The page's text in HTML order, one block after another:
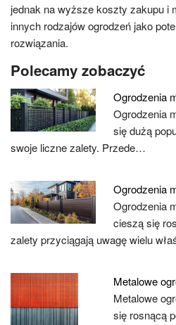
jednak na wyższe koszty zakupu i
innych rodzajów ogrodzeń jako
rozwiązania.
Polecamy zobaczyć
Ogrodzenia
Ogrodzenia
się dużą
swoje liczne zalety. Przede…
Ogrodzenia
Ogrodzenia
cieszą się
zalety przyciągają uwagę wielu
Metalowe
Metalowe
się rosnącą